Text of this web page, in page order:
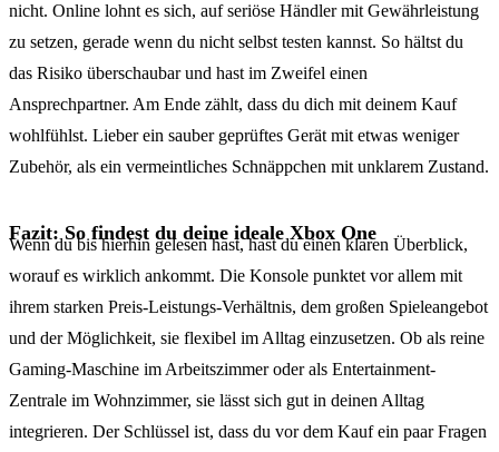
nicht. Online lohnt es sich, auf seriöse Händler mit Gewährleistung
zu setzen, gerade wenn du nicht selbst testen kannst. So hältst du
das Risiko überschaubar und hast im Zweifel einen
Ansprechpartner. Am Ende zählt, dass du dich mit deinem Kauf
wohlfühlst. Lieber ein sauber geprüftes Gerät mit etwas weniger
Zubehör, als ein vermeintliches Schnäppchen mit unklarem Zustand.
Fazit: So findest du deine ideale Xbox One
Wenn du bis hierhin gelesen hast, hast du einen klaren Überblick,
worauf es wirklich ankommt. Die Konsole punktet vor allem mit
ihrem starken Preis-Leistungs-Verhältnis, dem großen Spieleangebot
und der Möglichkeit, sie flexibel im Alltag einzusetzen. Ob als reine
Gaming-Maschine im Arbeitszimmer oder als Entertainment-
Zentrale im Wohnzimmer, sie lässt sich gut in deinen Alltag
integrieren. Der Schlüssel ist, dass du vor dem Kauf ein paar Fragen